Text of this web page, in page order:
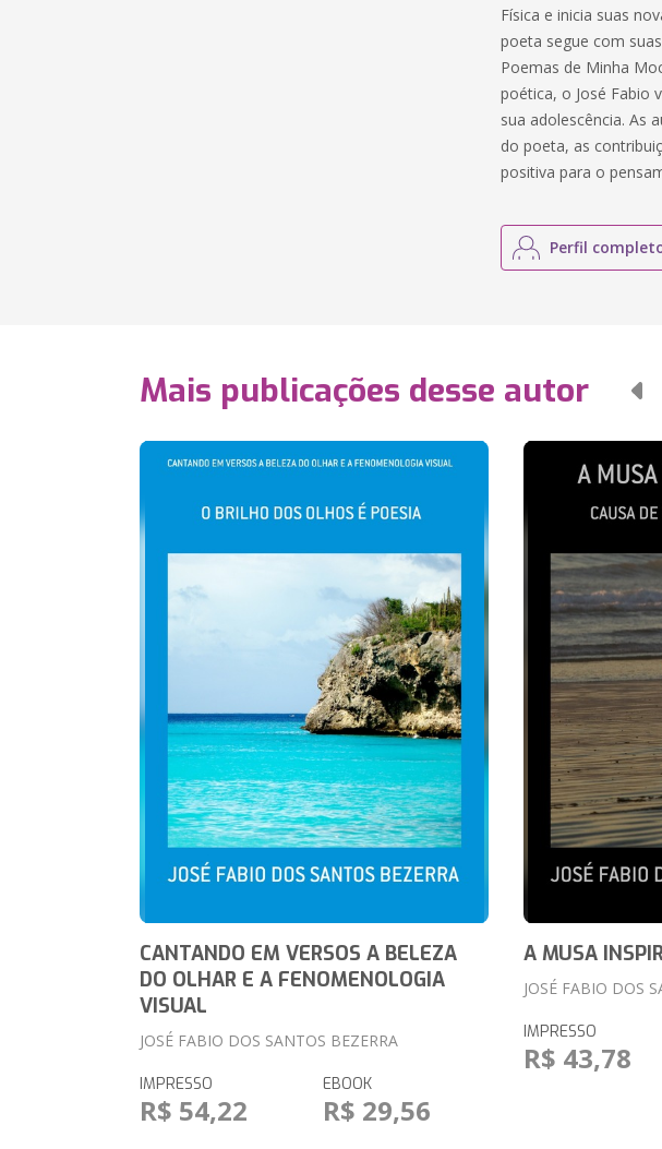
Física e inicia suas
poeta segue com
Poemas de Minha
poética, o José Fabio
sua adolescência. As
do poeta, as
positiva para o
Perfil
Mais publicações desse autor
CANTANDO EM VERSOS A BELEZA
DO OLHAR E A FENOMENOLOGIA
VISUAL
JOSÉ FABIO DOS SANTOS BEZERRA
IMPRESSO
R$ 54,22
EBOOK
R$ 29,56
A MUSA
JOSÉ FABIO DOS
IMPRESSO
R$ 43,78